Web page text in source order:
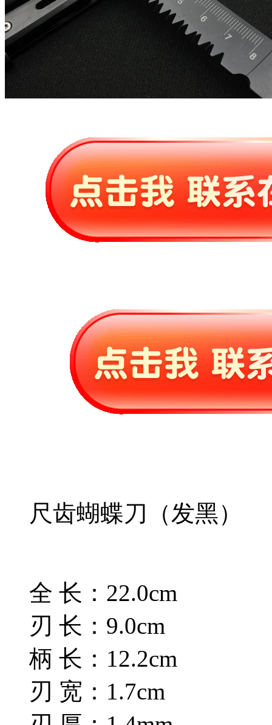
尺齿蝴蝶刀（发黑）
全 长：22.0cm
刃 长：9.0cm
柄 长：12.2cm
刃 宽：1.7cm